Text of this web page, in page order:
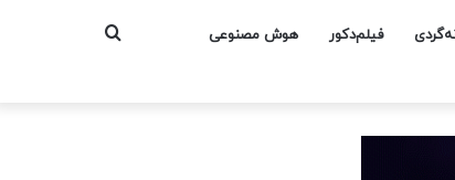
فیلم‌دکور هوش مصنوعی جستجو